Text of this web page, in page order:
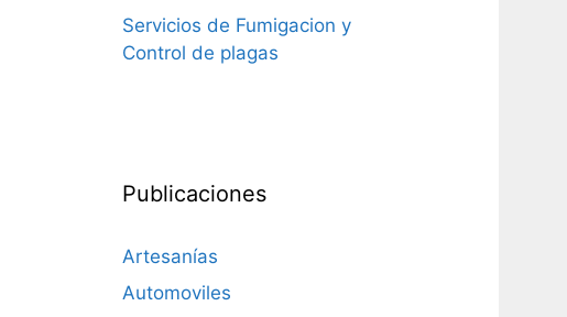
Servicios de Fumigacion y
Control de plagas
Publicaciones
Artesanías
Automoviles